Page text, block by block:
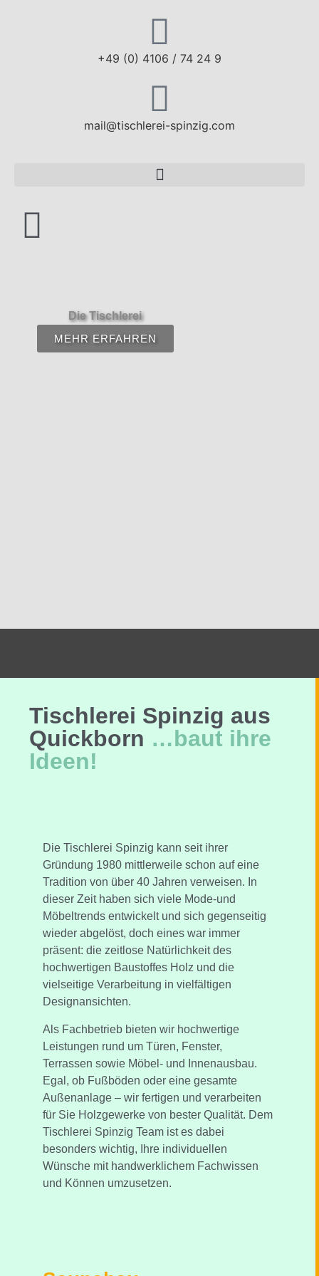
+49 (0) 4106 / 74 24 9
mail@tischlerei-spinzig.com
Die Tischlerei
MEHR ERFAHREN
Tischlerei Spinzig aus
Quickborn …baut ihre
Ideen!
Die Tischlerei Spinzig kann seit ihrer
Gründung 1980 mittlerweile schon auf eine
Tradition von über 40 Jahren verweisen. In
dieser Zeit haben sich viele Mode-und
Möbeltrends entwickelt und sich gegenseitig
wieder abgelöst, doch eines war immer
präsent: die zeitlose Natürlichkeit des
hochwertigen Baustoffes Holz und die
vielseitige Verarbeitung in vielfältigen
Designansichten.
Als Fachbetrieb bieten wir hochwertige
Leistungen rund um Türen, Fenster,
Terrassen sowie Möbel- und Innenausbau.
Egal, ob Fußböden oder eine gesamte
Außenanlage – wir fertigen und verarbeiten
für Sie Holzgewerke von bester Qualität. Dem
Tischlerei Spinzig Team ist es dabei
besonders wichtig, Ihre individuellen
Wünsche mit handwerklichem Fachwissen
und Können umzusetzen.